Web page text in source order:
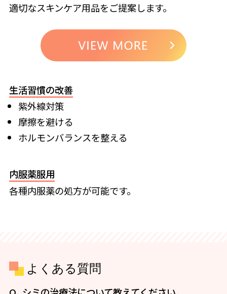
適切なスキンケア用品をご提案します。
生活習慣の改善
紫外線対策
摩擦を避ける
ホルモンバランスを整える
内服薬服用
各種内服薬の処方が可能です。
よくある質問